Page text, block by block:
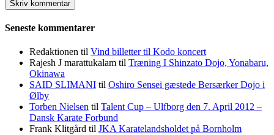
Seneste kommentarer
Redaktionen til Vind billetter til Kodo koncert
Rajesh J marattukalam til Træning I Shinzato Dojo, Yonabaru,
Okinawa
SAID SLIMANI til Oshiro Sensei gæstede Bersærker Dojo i
Ølby
Torben Nielsen til Talent Cup – Ulfborg den 7. April 2012 –
Dansk Karate Forbund
Frank Klitgård til JKA Karatelandsholdet på Bornholm